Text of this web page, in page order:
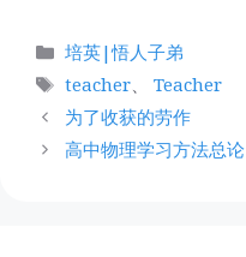
分
类
培英|悟人子弟
标
签
teacher
Teacher
为了收获的劳作
高中物理学习方法总论